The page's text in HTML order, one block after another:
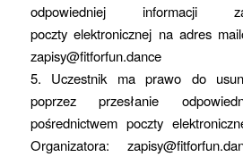
odpowiedniej informacji
poczty elektronicznej na adres
zapisy@fitforfun.dance
5. Uczestnik ma prawo do
poprzez przesłanie
pośrednictwem poczty
Organizatora: